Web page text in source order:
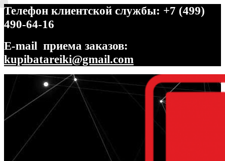
Телефон клиентской службы: +7 (499)
490-64-16
E-mail приема заказов:
kupibatareiki@gmail.com
Перейти
навигации
Перейти
содержимому